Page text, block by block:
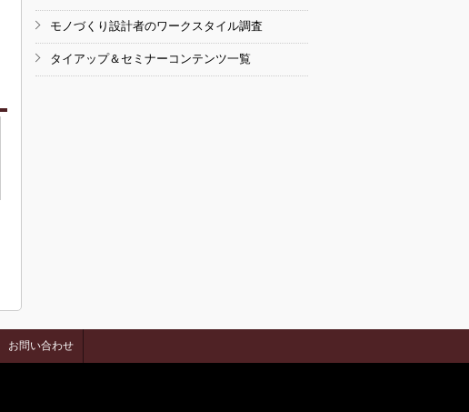
モノづくり設計者のワークスタイル調査
タイアップ＆セミナーコンテンツ一覧
お問い合わせ